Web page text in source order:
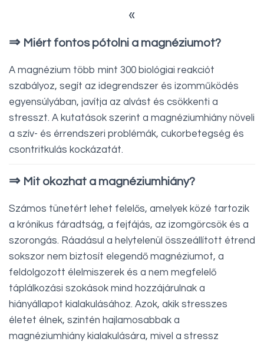
«
⇒ Miért fontos pótolni a magnéziumot?
A magnézium több mint 300 biológiai reakciót
szabályoz, segít az idegrendszer és izomműködés
egyensúlyában, javítja az alvást és csökkenti a
stresszt. A kutatások szerint a magnéziumhiány növeli
a szív- és érrendszeri problémák, cukorbetegség és
csontritkulás kockázatát.
⇒ Mit okozhat a magnéziumhiány?
Számos tünetért lehet felelős, amelyek közé tartozik
a krónikus fáradtság, a fejfájás, az izomgörcsök és a
szorongás. Ráadásul a helytelenül összeállított étrend
sokszor nem biztosít elegendő magnéziumot, a
feldolgozott élelmiszerek és a nem megfelelő
táplálkozási szokások mind hozzájárulnak a
hiányállapot kialakulásához. Azok, akik stresszes
életet élnek, szintén hajlamosabbak a
magnéziumhiány kialakulására, mivel a stressz